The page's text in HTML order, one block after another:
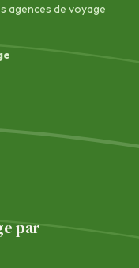
agences de voyage
par